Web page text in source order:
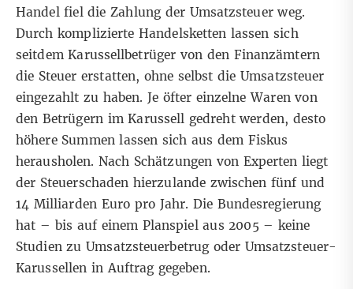
Handel fiel die Zahlung der Umsatzsteuer weg.
Durch komplizierte Handelsketten lassen sich
seitdem Karussellbetrüger von den Finanzämtern
die Steuer erstatten, ohne selbst die Umsatzsteuer
eingezahlt zu haben. Je öfter einzelne Waren von
den Betrügern im Karussell gedreht werden, desto
höhere Summen lassen sich aus dem Fiskus
herausholen. Nach Schätzungen von Experten liegt
der Steuerschaden hierzulande zwischen fünf und
14 Milliarden Euro pro Jahr. Die Bundesregierung
hat – bis auf einem Planspiel aus 2005 – keine
Studien zu Umsatzsteuerbetrug oder Umsatzsteuer-
Karussellen in Auftrag gegeben.